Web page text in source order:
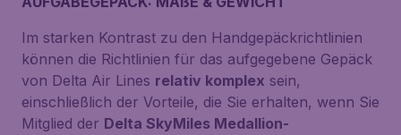
Im starken Kontrast zu den Handgepäckrichtlinien
können die Richtlinien für das aufgegebene Gepäck
von Delta Air Lines relativ komplex sein,
einschließlich der Vorteile, die Sie erhalten, wenn Sie
Mitglied der Delta SkyMiles Medallion-